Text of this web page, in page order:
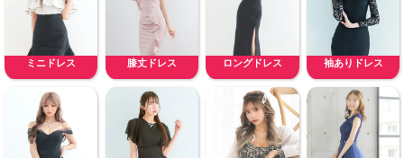
ミニドレス 膝丈ドレス ロングドレス 袖ありドレス